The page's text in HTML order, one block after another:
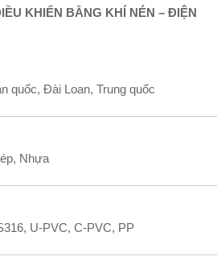
KHIỂN BẰNG KHÍ NÉN – ĐIỆN
quốc, Đài Loan, Trung quốc
Nhựa
U-PVC, C-PVC, PP